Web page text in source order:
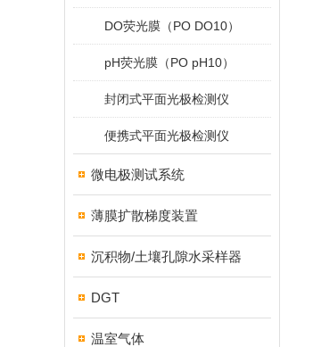
DO荧光膜（PO DO10）
pH荧光膜（PO pH10）
封闭式平面光极检测仪
便携式平面光极检测仪
微电极测试系统
薄膜扩散梯度装置
沉积物/土壤孔隙水采样器
DGT
温室气体